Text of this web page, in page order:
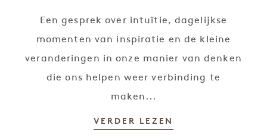
Een gesprek over intuïtie, dagelijkse
momenten van inspiratie en de kleine
veranderingen in onze manier van denken
die ons helpen weer verbinding te
maken...
VERDER LEZEN